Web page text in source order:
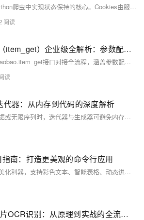
Cookies与Session是Python爬虫中实现状态保持的核心。Cookies由服务器发送、客户端存储，用于标识用户；Session则通过唯一ID在服务端记录会话信息。二者协同实现登录模拟与数据持久化。
淘宝商品详情接口（item_get）企业级全解析：参数配置、签名机制与 Python 代码实战
本文详解淘宝开放平台taobao.item_get接口对接全流程，涵盖参数配置、MD5签名生成、Python企业级代码实现及高频问题排查，提供可落地的实战方案，助你高效稳定获取商品数据。
代器：从内存到代码的深度解析
在Python中，处理大数据或无限序列时，迭代器与生成器可避免内存溢出。迭代器通过`__iter__`和`__next__`手动实现，控制灵活；生成器用`yield`自动实现，代码简洁、内存高效。生成器适合大文件读取、惰性计算等场景，是性能优化的关键工具。
南：打造更美观的命令行应用
Rich库是Python的终端美化利器，支持彩色文本、智能表格、动态进度条和语法高亮，大幅提升命令行应用的可视化效果与用户体验。
Python实现PDF图片OCR识别：从原理到实战的全流程解析